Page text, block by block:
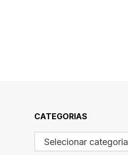
CATEGORIAS
Selecionar categoria